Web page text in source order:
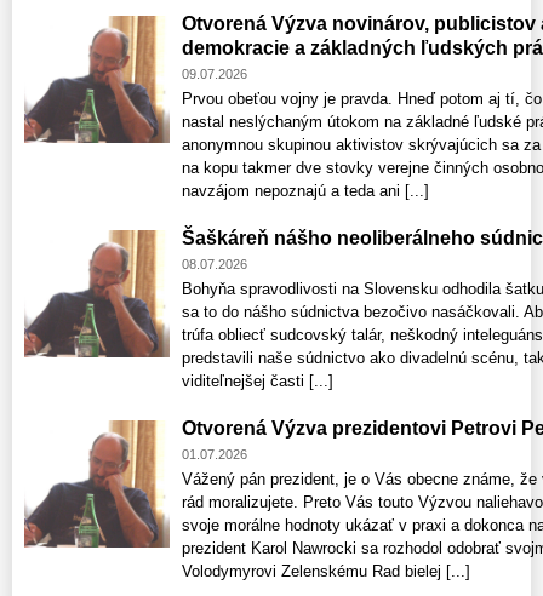
Otvorená Výzva novinárov, publicistov
demokracie a základných ľudských
09.07.2026
Prvou obeťou vojny je pravda. Hneď potom aj tí,
nastal neslýchaným útokom na základné ľudské
anonymnou skupinou aktivistov skrývajúcich sa
na kopu takmer dve stovky verejne činných
navzájom nepoznajú a teda ani [...]
Šaškáreň nášho neoliberálneho
08.07.2026
Bohyňa spravodlivosti na Slovensku odhodila
sa to do nášho súdnictva bezočivo nasáčkovali.
trúfa obliecť sudcovský talár, neškodný
predstavili naše súdnictvo ako divadelnú scénu,
viditeľnejšej časti [...]
Otvorená Výzva prezidentovi Petrovi
01.07.2026
Vážený pán prezident, je o Vás obecne známe,
rád moralizujete. Preto Vás touto Výzvou
svoje morálne hodnoty ukázať v praxi a dokonca
prezident Karol Nawrocki sa rozhodol odobrať
Volodymyrovi Zelenskému Rad bielej [...]